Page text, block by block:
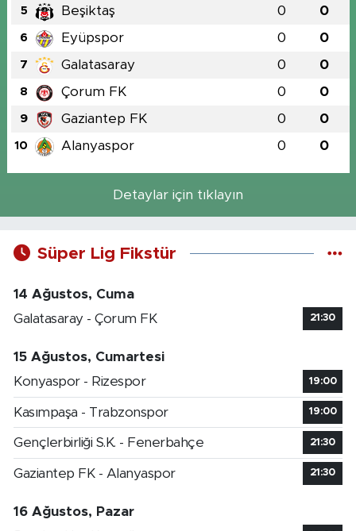
5 Beşiktaş 0 0
6 Eyüpspor 0 0
7 Galatasaray 0 0
8 Çorum FK 0 0
9 Gaziantep FK 0 0
10 Alanyaspor 0 0
Detaylar için tıklayın
Süper Lig Fikstür
14 Ağustos, Cuma
Galatasaray - Çorum FK
21:30
15 Ağustos, Cumartesi
Konyaspor - Rizespor
19:00
Kasımpaşa - Trabzonspor 19:00
Gençlerbirliği S.K. - Fenerbahçe 21:30
Gaziantep FK - Alanyaspor 21:30
16 Ağustos, Pazar